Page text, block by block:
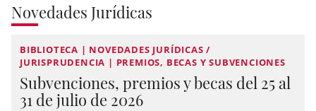
Novedades Jurídicas
BIBLIOTECA | NOVEDADES JURÍDICAS /
JURISPRUDENCIA | PREMIOS, BECAS Y SUBVENCIONES
Subvenciones, premios y becas del 25 al
31 de julio de 2026